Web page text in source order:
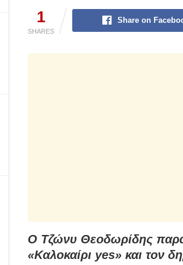
1
SHARES
Share on
Ο Τζώνυ Θεοδωρίδης
«Καλοκαίρι yes» και τον